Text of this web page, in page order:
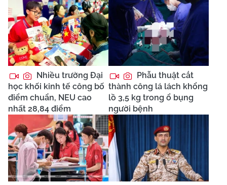
Nhiều trường Đại
học khối kinh tế công bố
điểm chuẩn, NEU cao
nhất 28,84 điểm
Phẫu thuật cắt
thành công lá lách khổng
lồ 3,5 kg trong ổ bụng
người bệnh